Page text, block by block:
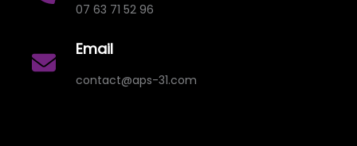
07 63 71 52 96
Email
contact@aps-31.com